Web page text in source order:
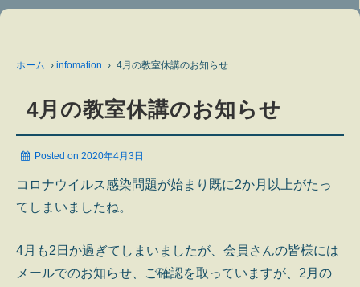
ホーム › infomation › 4月の教室休講のお知らせ
4月の教室休講のお知らせ
Posted on 2020年4月3日
コロナウイルス感染問題が始まり既に2か月以上がたっ
てしまいましたね。
4月も2日か過ぎてしまいましたが、会員さんの皆様には
メールでのお知らせ、ご確認を取っていますが、2月の